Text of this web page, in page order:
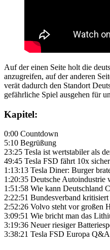
Auf der einen Seite holt die
anzugreifen, auf der anderen
verät dadurch den Standort
gefährliche Spiel ausgehen für
Kapitel:
0:00 Countdown
5:10 Begrüßung
23:25 Tesla ist wertstabiler als
49:45 Tesla FSD fährt 10x
1:13:13 Tesla Diner: Burger
1:20:35 Deutsche
1:51:58 Wie kann Deutschland
2:22:51 Bundesverband
2:52:26 Volvo steht vor großen
3:09:51 Wie bricht man das
3:19:36 Neuer riesiger
3:38:21 Tesla FSD Europa Q&A